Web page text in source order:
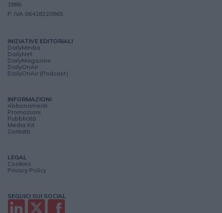
1886
P. IVA 06418220965
INIZIATIVE EDITORIALI
DailyMedia
DailyNet
DailyMagazine
DailyOnAir
DailyOnAir (Podcast)
INFORMAZIONI
Abbonamenti
Promozioni
Pubblicità
Media Kit
Contatti
LEGAL
Cookies
Privacy Policy
SEGUICI SUI SOCIAL